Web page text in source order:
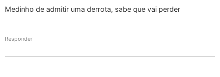
Medinho de admitir uma derrota, sabe que vai perder
Responder